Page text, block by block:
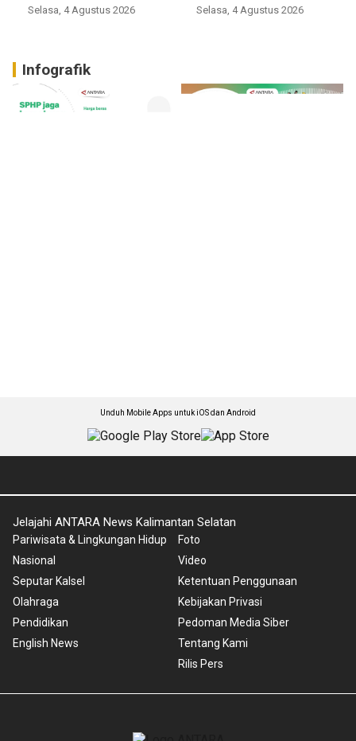
Selasa, 4 Agustus 2026 Selasa, 4 Agustus 2026
Infografik
Unduh Mobile Apps untuk iOS dan Android
Jelajahi ANTARA News Kalimantan Selatan
Pariwisata & Lingkungan Hidup
Nasional
Seputar Kalsel
Olahraga
Pendidikan
English News
Foto
Video
Ketentuan Penggunaan
Kebijakan Privasi
Pedoman Media Siber
Tentang Kami
Rilis Pers